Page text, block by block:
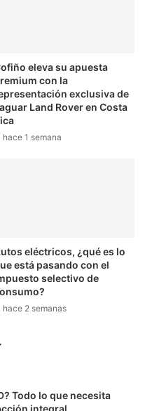
eleva su apuesta
con la
exclusiva de
Land Rover en Costa
hace 1 semana
eléctricos, ¿qué es lo
está pasando con el
selectivo de
hace 2 semanas
Todo lo que necesita